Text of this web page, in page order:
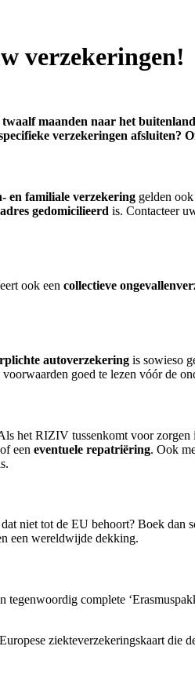
verzekeringen!
maanden naar het
verzekeringen
en familiale verzekering gelden
gedomicilieerd is. Contacteer
ook een collectieve
autoverzekering is sowieso
goed te lezen vóór de
het RIZIV tussenkomt voor
een eventuele repatriëring. Ook
niet tot de EU behoort? Boek dan
een wereldwijde dekking.
complete
ziekteverzekeringskaart die